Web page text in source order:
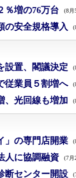
％増の76万台 (8月
の安全規格導入
設置、閣議決定
従業員５割増へ
、光回線も増加
」の専門店開業
人に協調融資 (7月
断センター開設